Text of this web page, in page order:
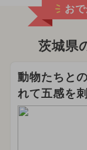
2026年2月
2024年5月
2025年5月
2026年6月
2024年4月
お
茨城県
動物たちと
れて五感を